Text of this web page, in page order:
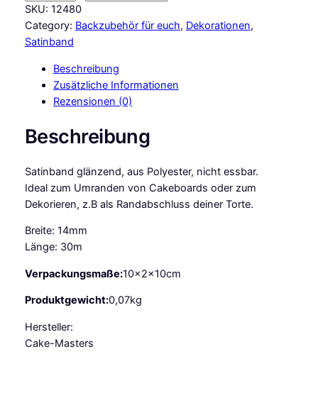
a
k
e
S
a
t
n
b
a
d
s
SKU: 12480
Category: Backzubehör für euch, Dekorationen
Satinband
Beschreibung
Zusätzliche Informationen
Rezensionen (0)
Beschreibung
Satinband glänzend, aus Polyester, nicht essbar.
Ideal zum Umranden von Cakeboards oder zum
Dekorieren, z.B als Randabschluss deiner Torte.
Breite: 14mm
Länge: 30m
Verpackungsmaße:10x2x10cm
Produktgewicht:0,07kg
Hersteller:
Cake-Masters